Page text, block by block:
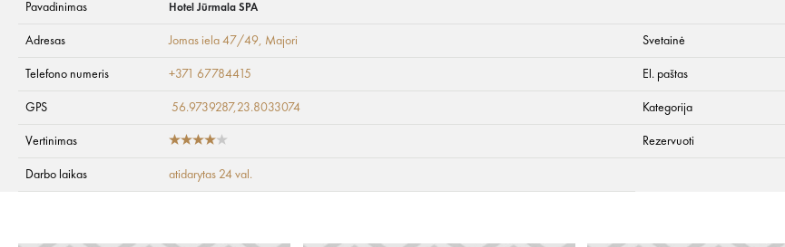
Hotel Jūrmala SPA
Pavadinimas Hotel Jūrmala SPA
Adresas Jomas iela 47/49, Majori Svetainė
Telefono numeris +371 67784415 El. paštas
GPS 56.9739287,23.8033074 Kategorija
Vertinimas Rezervuoti
Darbo laikas atidarytas 24 val.